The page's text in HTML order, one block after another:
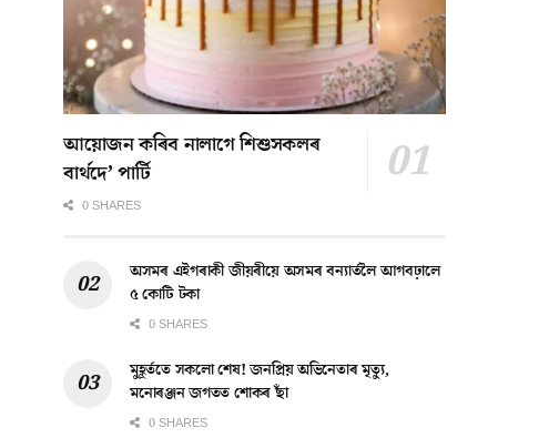
আয়োজন কৰিব নালাগে শিশুসকলৰ
বাৰ্থদে’ পাৰ্টি
0 SHARES
অসমৰ এইগৰাকী জীয়ৰীয়ে অসমৰ বন্যাৰ্তলৈ আগবঢ়ালে
৫ কোটি টকা
0 SHARES
মুহূৰ্ততে সকলো শেষ! জনপ্ৰিয় অভিনেতাৰ মৃত্যু,
মনোৰঞ্জন জগতত শোকৰ ছাঁ
0 SHARES